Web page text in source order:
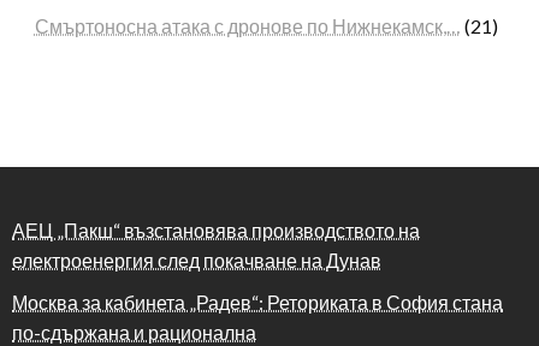
Смъртоносна атака с дронове по Нижнекамск,… (21)
АЕЦ „Пакш“ възстановява производството на
електроенергия след покачване на Дунав
Москва за кабинета „Радев“: Реториката в София стана
по-сдържана и рационална